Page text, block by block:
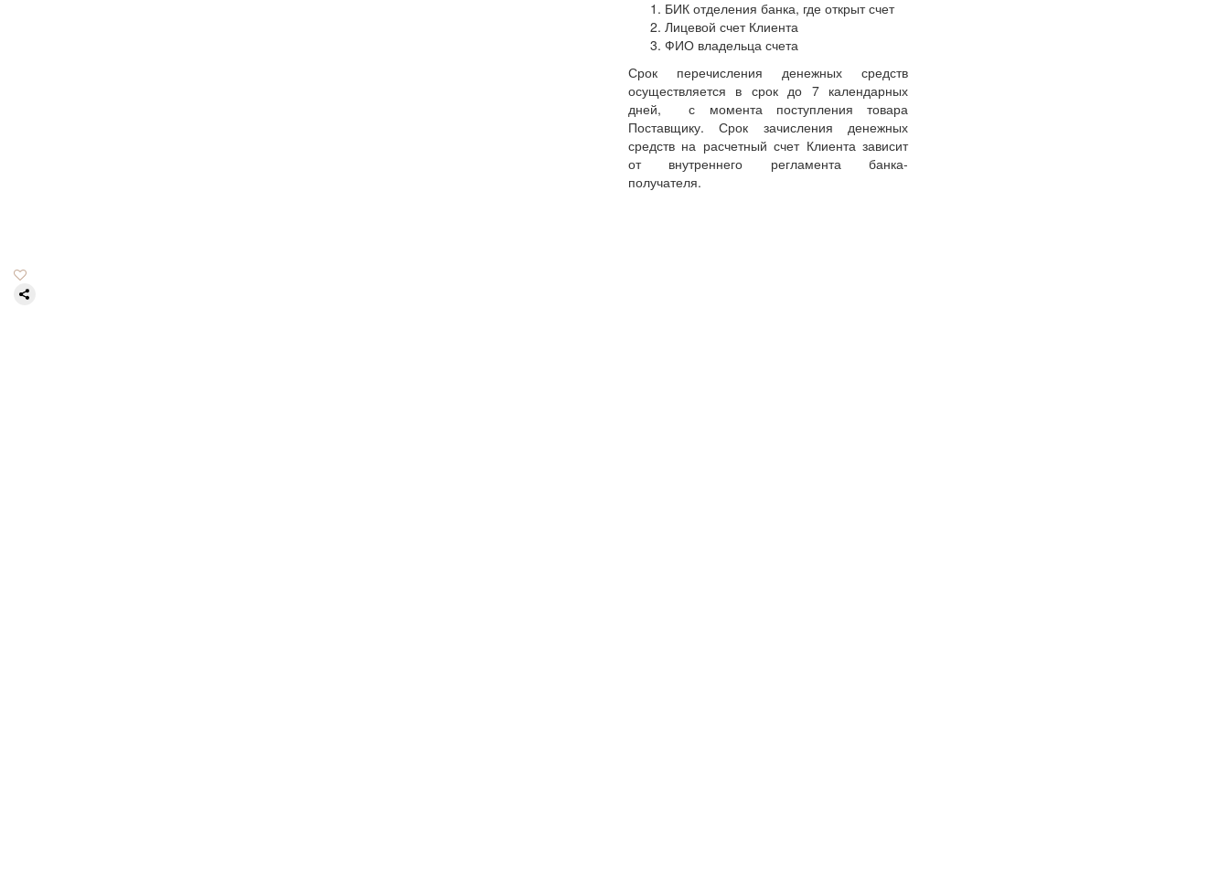
БИК отделения банка, где открыт счет
Лицевой счет Клиента
ФИО владельца счета
Срок перечисления денежных средств
осуществляется в срок до 7 календарных
дней, с момента поступления товара
Поставщику. Срок зачисления денежных
средств на расчетный счет Клиента зависит
от внутреннего регламента банка-
получателя.